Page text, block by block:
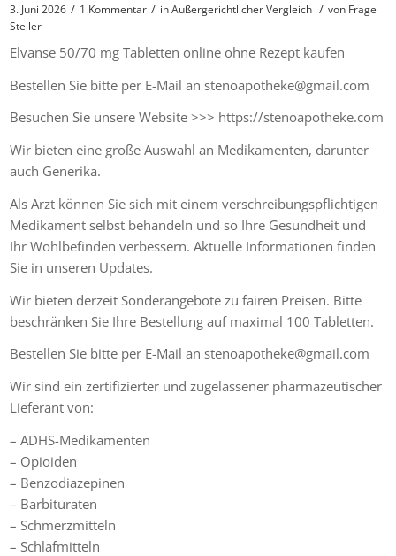
3. Juni 2026 / 1 Kommentar / inAußergerichtlicher Vergleich / von Frage
Steller
Elvanse 50/70 mg Tabletten online ohne Rezept kaufen
Bestellen Sie bitte per E-Mail an stenoapotheke@gmail.com
Besuchen Sie unsere Website >>> https://stenoapotheke.com
Wir bieten eine große Auswahl an Medikamenten, darunter
auch Generika.
Als Arzt können Sie sich mit einem verschreibungspflichtigen
Medikament selbst behandeln und so Ihre Gesundheit und
Ihr Wohlbefinden verbessern. Aktuelle Informationen finden
Sie in unseren Updates.
Wir bieten derzeit Sonderangebote zu fairen Preisen. Bitte
beschränken Sie Ihre Bestellung auf maximal 100 Tabletten.
Bestellen Sie bitte per E-Mail an stenoapotheke@gmail.com
Wir sind ein zertifizierter und zugelassener pharmazeutischer
Lieferant von:
– ADHS-Medikamenten
– Opioiden
– Benzodiazepinen
– Barbituraten
– Schmerzmitteln
– Schlafmitteln